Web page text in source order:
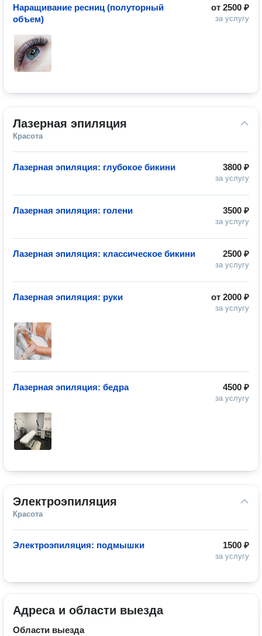
от 2500 ₽
за услугу
Наращивание ресниц (полуторный
объем)
Лазерная эпиляция
Красота
3800 ₽
за услугу
Лазерная эпиляция: глубокое бикини
3500 ₽
за услугу
Лазерная эпиляция: голени
2500 ₽
за услугу
Лазерная эпиляция: классическое бикини
от 2000 ₽
за услугу
Лазерная эпиляция: руки
4500 ₽
за услугу
Лазерная эпиляция: бедра
Электроэпиляция
Красота
1500 ₽
за услугу
Электроэпиляция: подмышки
Адреса и области выезда
Области выезда